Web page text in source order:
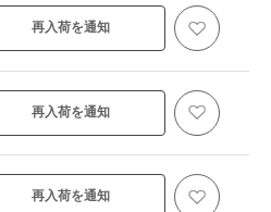
再入荷を通知
再入荷を通知
再入荷を通知